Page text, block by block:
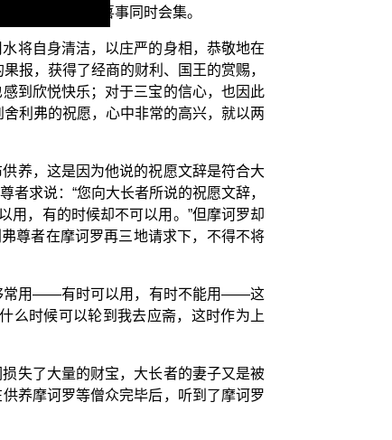
家中，诸多的喜事同时会集。
将自身清洁，以庄严的身相，恭敬地在
报，获得了经商的财利、国王的赏赐，
到欣悦快乐；对于三宝的信心，也因此
利弗的祝愿，心中非常的高兴，就以两
养，这是因为他说的祝愿文辞是符合大
求说：“您向大长者所说的祝愿文辞，
用，有的时候却不可以用。”但摩诃罗却
尊者在摩诃罗再三地请求下，不得不将
常用――有时可以用，有时不能用——这
么时候可以轮到我去应斋，这时作为上
失了大量的财宝，大长者的妻子又是被
养摩诃罗等僧众完毕后，听到了摩诃罗